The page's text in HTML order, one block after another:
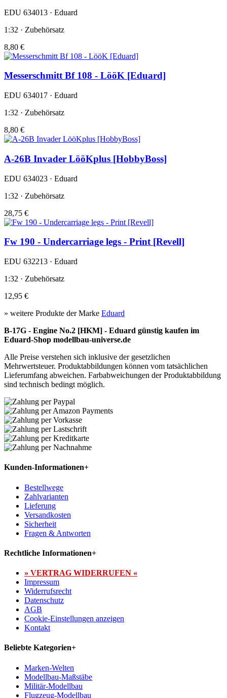
EDU 634013 · Eduard
1:32 · Zubehörsatz
8,80 €
Messerschmitt Bf 108 - LööK [Eduard]
EDU 634017 · Eduard
1:32 · Zubehörsatz
8,80 €
A-26B Invader LööKplus [HobbyBoss]
EDU 634023 · Eduard
1:32 · Zubehörsatz
28,75 €
Fw 190 - Undercarriage legs - Print [Revell]
EDU 632213 · Eduard
1:32 · Zubehörsatz
12,95 €
» weitere Produkte der Marke Eduard
B-17G - Engine No.2 [HKM] - Eduard günstig kaufen im
Eduard-Shop modellbau-universe.de
Alle Preise verstehen sich inklusive der gesetzlichen
Mehrwertsteuer. Produktabbildungen können vom tatsächlichen
Lieferumfang abweichen. Farbabweichungen der Produktabbildung
sind technisch bedingt möglich.
Kunden-Informationen+
Bestellwege
Zahlvarianten
Lieferung
Versandkosten
Sicherheit
Fragen & Antworten
Rechtliche Informationen+
» VERTRAG WIDERRUFEN «
Impressum
Widerrufsrecht
Datenschutz
AGB
Cookie-Einstellungen anzeigen
Kontakt
Beliebte Kategorien+
Marken-Welten
Modellbau-Maßstäbe
Militär-Modellbau
Flugzeug-Modellbau